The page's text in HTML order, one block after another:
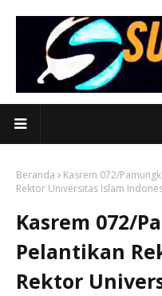
Beranda
Kasrem 072/
Rektor Universitas Islam
Kasrem 072/
Pelantikan
Rektor